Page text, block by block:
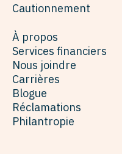
Cautionnement
À propos
Services financiers
Nous joindre
Carrières
Blogue
Réclamations
Philantropie